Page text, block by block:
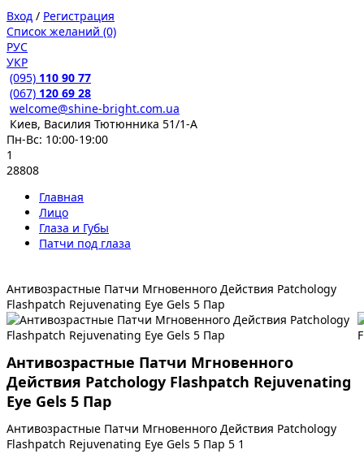
Вход / Регистрация
Список желаний (0)
РУС
УКР
(095) 110 90 77
(067) 120 69 28
welcome@shine-bright.com.ua
Киев, Василия Тютюнника 51/1-А
Пн-Вс: 10:00-19:00
1
28808
Главная
Лицо
Глаза и Губы
Патчи под глаза
Антивозрастные Патчи Мгновенного Действия Patchology
Flashpatch Rejuvenating Eye Gels 5 Пар
Антивозрастные Патчи Мгновенного
Действия Patchology Flashpatch Rejuvenating
Eye Gels 5 Пар
Антивозрастные Патчи Мгновенного Действия Patchology
Flashpatch Rejuvenating Eye Gels 5 Пар 5 1